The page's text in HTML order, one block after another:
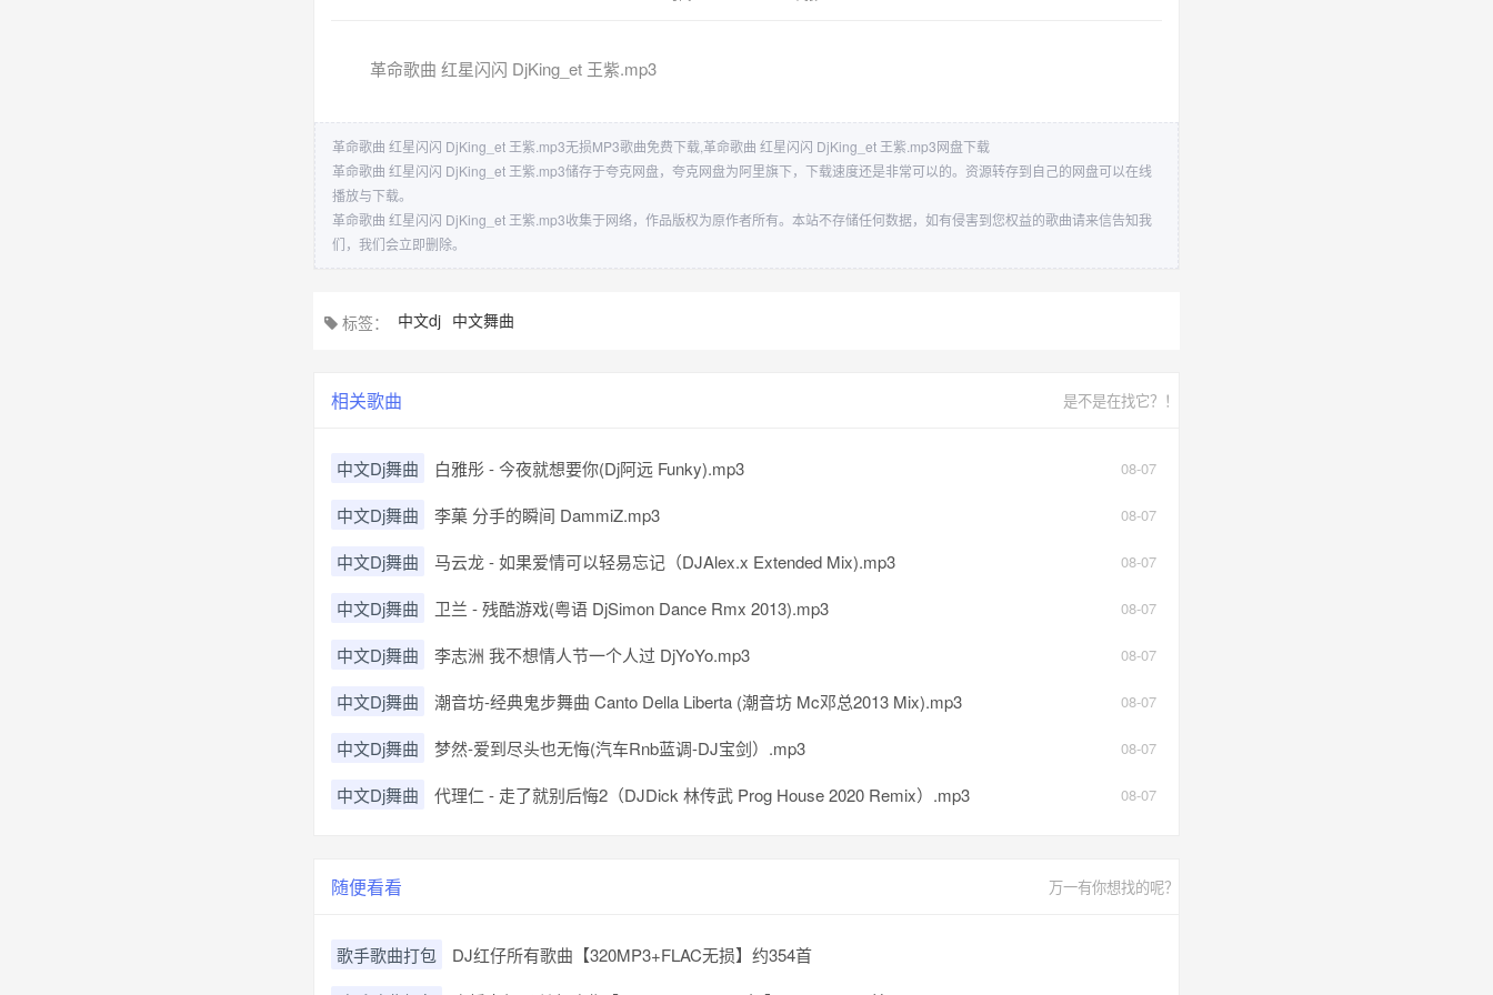
革命歌曲 红星闪闪 DjKing_et 王紫.mp3
革命歌曲 红星闪闪 DjKing_et 王紫.mp3无损MP3歌曲免费下载,革命歌曲 红星闪闪 DjKing_et 王紫.mp3网盘下载
革命歌曲 红星闪闪 DjKing_et 王紫.mp3储存于夸克网盘，夸克网盘为阿里旗下，下载速度还是非常可以的。资源转存到自己的网盘可以在线
播放与下载。
革命歌曲 红星闪闪 DjKing_et 王紫.mp3收集于网络，作品版权为原作者所有。本站不存储任何数据，如有侵害到您权益的歌曲请来信告知我
们，我们会立即删除。
标签： 中文dj 中文舞曲
相关歌曲 是不是在找它？！
08-07
中文Dj舞曲 白雅彤 - 今夜就想要你(Dj阿远 Funky).mp3
08-07
中文Dj舞曲 李菓 分手的瞬间 DammiZ.mp3
08-07
中文Dj舞曲 马云龙 - 如果爱情可以轻易忘记（DJAlex.x Extended Mix).mp3
08-07
中文Dj舞曲 卫兰 - 残酷游戏(粤语 DjSimon Dance Rmx 2013).mp3
08-07
中文Dj舞曲 李志洲 我不想情人节一个人过 DjYoYo.mp3
08-07
中文Dj舞曲 潮音坊-经典鬼步舞曲 Canto Della Liberta (潮音坊 Mc邓总2013 Mix).mp3
08-07
中文Dj舞曲 梦然-爱到尽头也无悔(汽车Rnb蓝调-DJ宝剑）.mp3
08-07
中文Dj舞曲 代理仁 - 走了就别后悔2（DJDick 林传武 Prog House 2020 Remix）.mp3
随便看看 万一有你想找的呢？
歌手歌曲打包
DJ红仔所有歌曲【320MP3+FLAC无损】约354首